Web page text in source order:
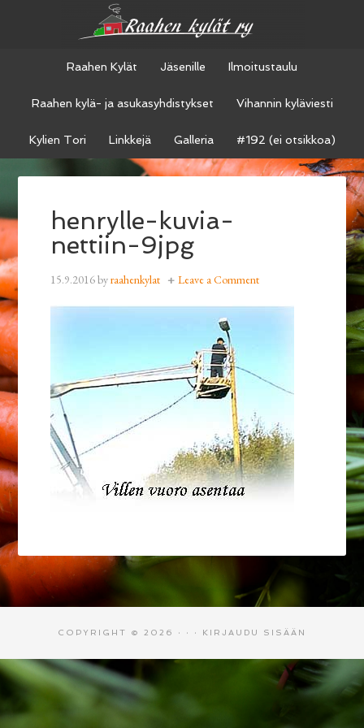
Raahen Kylät Jäsenille Ilmoitustaulu
Raahen kylä- ja asukasyhdistykset Vihannin kyläviesti
Kylien Tori Linkkejä Galleria #192 (ei otsikkoa)
henrylle-kuvia-
nettiin-9jpg
15.9.2016byraahenkylat Leave a Comment
COPYRIGHT © 2026 · · · KIRJAUDU SISÄÄN